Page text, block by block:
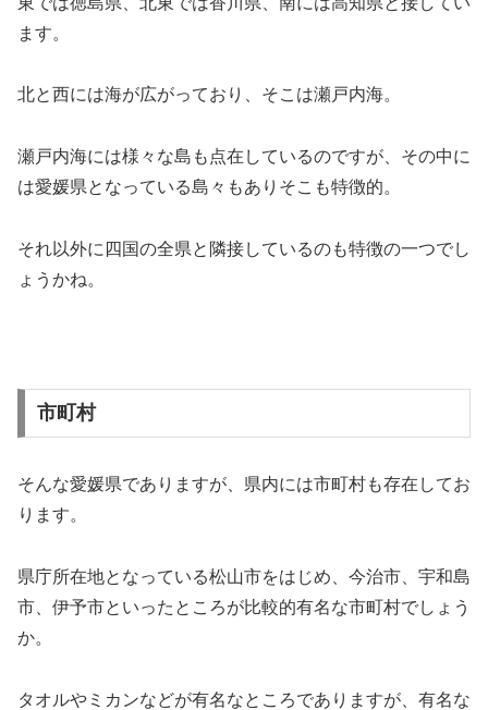
ます。
北と西には海が広がっており、そこは瀬戸内海。
瀬戸内海には様々な島も点在しているのですが、その中に
は愛媛県となっている島々もありそこも特徴的。
それ以外に四国の全県と隣接しているのも特徴の一つでし
ょうかね。
市町村
そんな愛媛県でありますが、県内には市町村も存在してお
ります。
県庁所在地となっている松山市をはじめ、今治市、宇和島
市、伊予市といったところが比較的有名な市町村でしょう
か。
タオルやミカンなどが有名なところでありますが、有名な